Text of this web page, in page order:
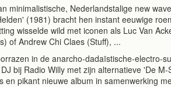
minimalistische, Nederlandstalige new
(1981) bracht hen instant eeuwige
wisselde wild met iconen als Luc Van
of Andrew Chi Claes (Stuff), ...
in de anarcho-dadaïstische-electro-
bij Radio Willy met zijn alternatieve 'De
en pikant nieuwe album in samenwerking